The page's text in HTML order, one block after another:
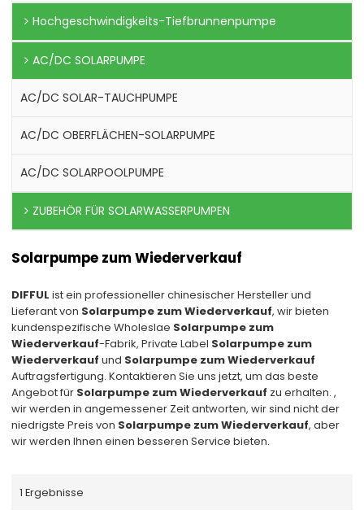
Hochgeschwindigkeits-Tiefbrunnenpumpe
AC/DC SOLARPUMPE
AC/DC SOLAR-TAUCHPUMPE
AC/DC OBERFLÄCHEN-SOLARPUMPE
AC/DC SOLARPOOLPUMPE
ZUBEHÖR FÜR SOLARWASSERPUMPEN
Solarpumpe zum Wiederverkauf
DIFFUL ist ein professioneller chinesischer Hersteller und
Lieferant von Solarpumpe zum Wiederverkauf, wir bieten
kundenspezifische Wholeslae Solarpumpe zum
Wiederverkauf-Fabrik, Private Label Solarpumpe zum
Wiederverkauf und Solarpumpe zum Wiederverkauf
Auftragsfertigung. Kontaktieren Sie uns jetzt, um das beste
Angebot für Solarpumpe zum Wiederverkauf zu erhalten. ,
wir werden in angemessener Zeit antworten, wir sind nicht der
niedrigste Preis von Solarpumpe zum Wiederverkauf, aber
wir werden Ihnen einen besseren Service bieten.
1 Ergebnisse